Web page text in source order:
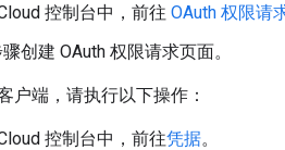
控制台中，前往 OAuth 权限请
创建 OAuth 权限请求页面。
户端，请执行以下操作：
控制台中，前往凭据。